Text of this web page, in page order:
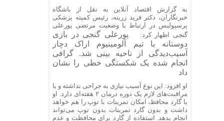
به گزارش اقتصاد آنلاین به نقل از باشگاه
خبرنگاران، دکتر فرید زرینه، رئیس کمیته پزشکی
پرسپولیس در ارتباط با وضعیت مرتضی پورعلی
گنجی اظهار کرد:
پورعلی گنجی در بازی
دوستانه با تیم آلومینیوم اراک دچار
آسیب‌دیدگی از ناحیه بینی شد. گرافی
انجام شده یک شکستگی خطی را نشان
داد
او افزود: این نوع آسیب نیازی به جراحی نداشته و با
مراقبت‌های لازم یک دوره درمان ۲ هفته‌ای دارد. او
با گارد محافظ، امکان تمرینات با توپ را هم خواهد
داشت و بدون گارد تمرینات بدون توپ می‌تواند
انجام بدهد. استفاده از گارد برای محافظت و عدم